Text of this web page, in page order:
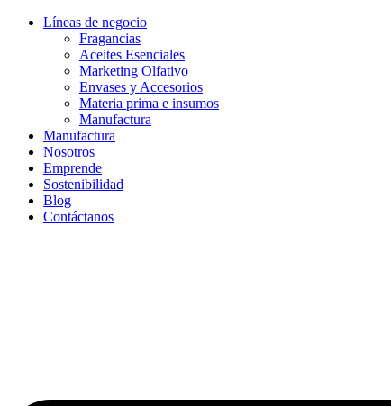
Líneas de negocio
Fragancias
Aceites Esenciales
Marketing Olfativo
Envases y Accesorios
Materia prima e insumos
Manufactura
Manufactura
Nosotros
Emprende
Sostenibilidad
Blog
Contáctanos